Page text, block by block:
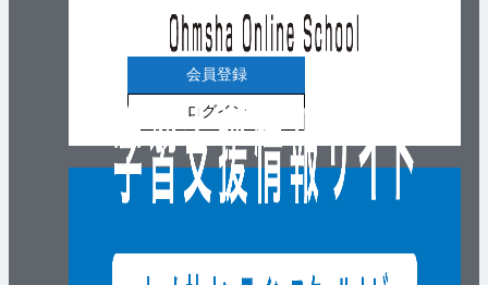
会員登録
ログイン